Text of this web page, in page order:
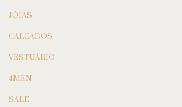
JÓIAS
CALÇADOS
VESTUÁRIO
4MEN
SALE